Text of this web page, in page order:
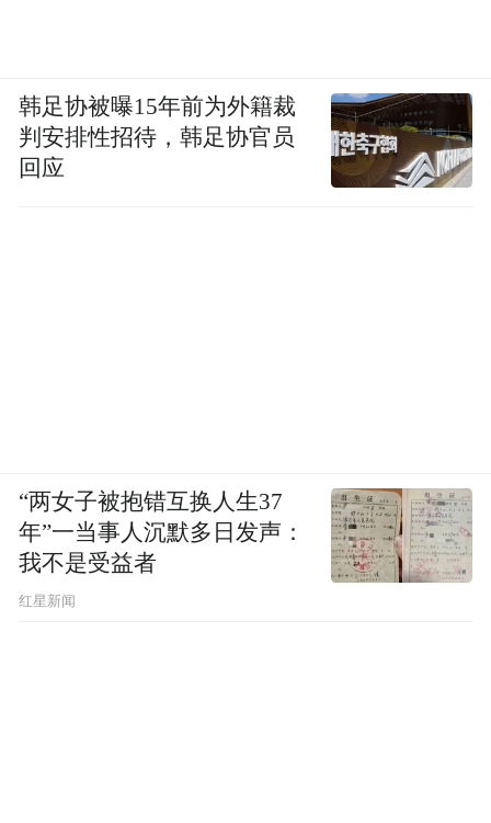
韩足协被曝15年前为外籍裁
判安排性招待，韩足协官员
回应
“两女子被抱错互换人生37
年”一当事人沉默多日发声：
我不是受益者
红星新闻